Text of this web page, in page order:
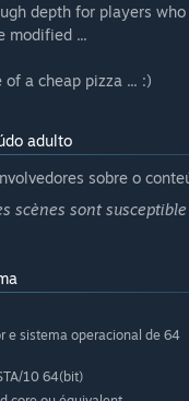
depth for players
modified ...
a cheap pizza ... :)
adulto
sobre o
scènes sont
e sistema operacional de 64
10 64(bit)